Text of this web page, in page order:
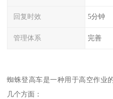
回复时效 5分钟
管理体系 完善
蜘蛛登高车是一种用于高空作业
几个方面：